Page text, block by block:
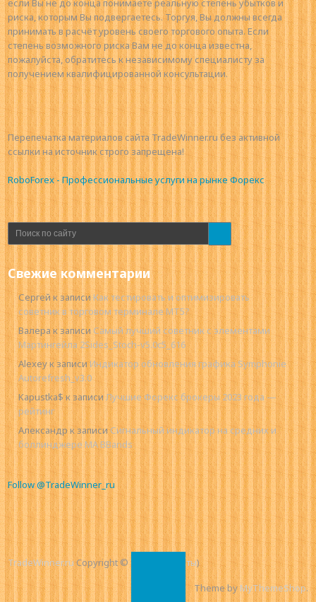
если Вы не до конца понимаете реальную степень убытков и
риска, которым Вы подвергаетесь. Торгуя, Вы должны всегда
принимать в расчёт уровень своего торгового опыта. Если
степень возможного риска Вам не до конца известна,
пожалуйста, обратитесь к независимому специалисту за
получением квалифицированной консультации.
Перепечатка материалов сайта TradeWinner.ru без активной
ссылки на источник строго запрещена!
RoboForex - Профессиональные услуги на рынке Форекс
Свежие комментарии
Сергейк записиКак тестировать и оптимизировать
советник в торговом терминале MT5?
Валерак записиСамый лучший советник с элементами
Мартингейла 2Sides_Stoch-v5.0c5_616
Alexeyк записиИндикатор обновления графика Symphonie
Autorefresh_v3.0
Kapustka$к записиЛучшие Форекс брокеры 2023 года —
рейтинг
Александрк записиСигнальный индикатор на средних и
боллинджере MA BBands
Follow @TradeWinner_ru
TradeWinner.ruCopyright © 2026. Контакты)
Theme byMyThemeShop.